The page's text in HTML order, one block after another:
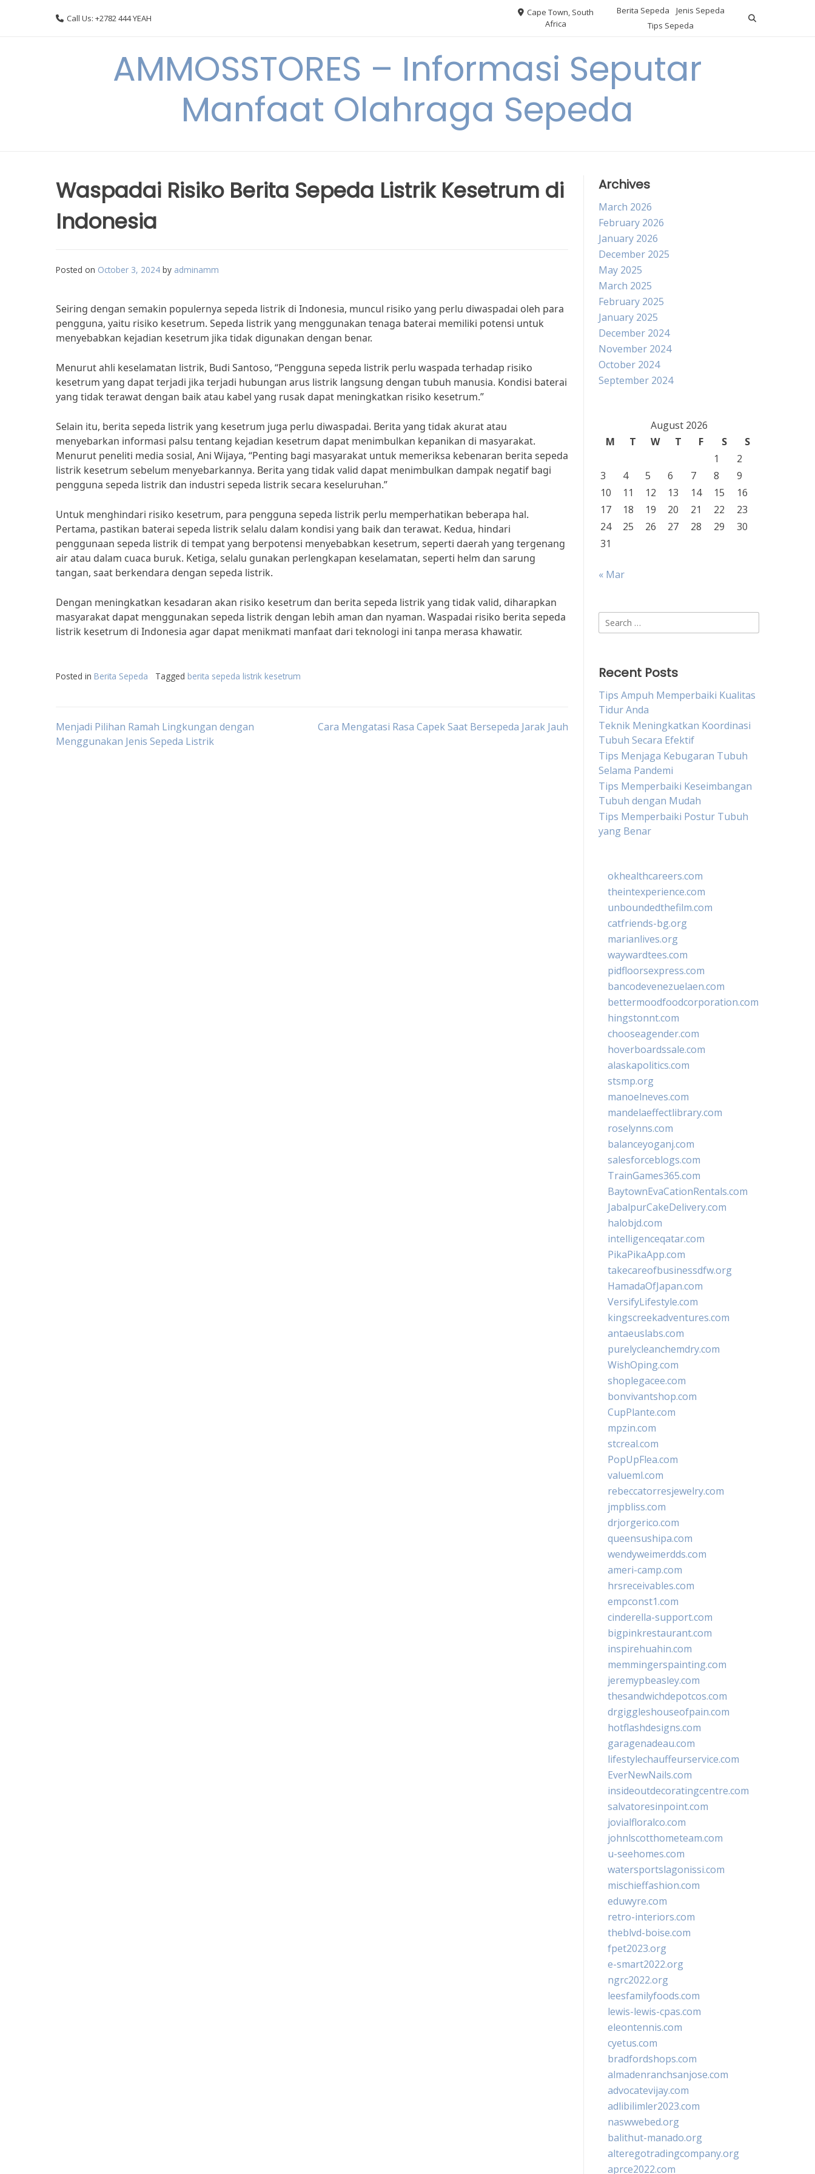
Call Us: +2782 444 YEAH
Cape Town, South
Africa
Berita Sepeda
Jenis Sepeda
Tips Sepeda
AMMOSSTORES – Informasi Seputar
Manfaat Olahraga Sepeda
Waspadai Risiko Berita Sepeda Listrik Kesetrum di
Indonesia
Posted on October 3, 2024 by adminamm
Seiring dengan semakin populernya sepeda listrik di Indonesia, muncul risiko yang perlu diwaspadai oleh para
pengguna, yaitu risiko kesetrum. Sepeda listrik yang menggunakan tenaga baterai memiliki potensi untuk
menyebabkan kejadian kesetrum jika tidak digunakan dengan benar.
Menurut ahli keselamatan listrik, Budi Santoso, “Pengguna sepeda listrik perlu waspada terhadap risiko
kesetrum yang dapat terjadi jika terjadi hubungan arus listrik langsung dengan tubuh manusia. Kondisi baterai
yang tidak terawat dengan baik atau kabel yang rusak dapat meningkatkan risiko kesetrum.”
Selain itu, berita sepeda listrik yang kesetrum juga perlu diwaspadai. Berita yang tidak akurat atau
menyebarkan informasi palsu tentang kejadian kesetrum dapat menimbulkan kepanikan di masyarakat.
Menurut peneliti media sosial, Ani Wijaya, “Penting bagi masyarakat untuk memeriksa kebenaran berita sepeda
listrik kesetrum sebelum menyebarkannya. Berita yang tidak valid dapat menimbulkan dampak negatif bagi
pengguna sepeda listrik dan industri sepeda listrik secara keseluruhan.”
Untuk menghindari risiko kesetrum, para pengguna sepeda listrik perlu memperhatikan beberapa hal.
Pertama, pastikan baterai sepeda listrik selalu dalam kondisi yang baik dan terawat. Kedua, hindari
penggunaan sepeda listrik di tempat yang berpotensi menyebabkan kesetrum, seperti daerah yang tergenang
air atau dalam cuaca buruk. Ketiga, selalu gunakan perlengkapan keselamatan, seperti helm dan sarung
tangan, saat berkendara dengan sepeda listrik.
Dengan meningkatkan kesadaran akan risiko kesetrum dan berita sepeda listrik yang tidak valid, diharapkan
masyarakat dapat menggunakan sepeda listrik dengan lebih aman dan nyaman. Waspadai risiko berita sepeda
listrik kesetrum di Indonesia agar dapat menikmati manfaat dari teknologi ini tanpa merasa khawatir.
Posted in Berita Sepeda Tagged berita sepeda listrik kesetrum
Post
Menjadi Pilihan Ramah Lingkungan dengan
Menggunakan Jenis Sepeda Listrik
Cara Mengatasi Rasa Capek Saat Bersepeda Jarak Jauh
Archives
March 2026
February 2026
January 2026
December 2025
May 2025
March 2025
February 2025
January 2025
December 2024
November 2024
October 2024
September 2024
August 2026
M
T W T F S
S
1
2
3
4 5 6 7 8
9
10
11 12 13 14 15
16
17
18 19 20 21 22
23
24
25 26 27 28 29
30
31
« Mar
Search
for:
Recent Posts
Tips Ampuh Memperbaiki Kualitas
Tidur Anda
Teknik Meningkatkan Koordinasi
Tubuh Secara Efektif
Tips Menjaga Kebugaran Tubuh
Selama Pandemi
Tips Memperbaiki Keseimbangan
Tubuh dengan Mudah
Tips Memperbaiki Postur Tubuh
yang Benar
okhealthcareers.com
theintexperience.com
unboundedthefilm.com
catfriends-bg.org
marianlives.org
waywardtees.com
pidfloorsexpress.com
bancodevenezuelaen.com
bettermoodfoodcorporation.com
hingstonnt.com
chooseagender.com
hoverboardssale.com
alaskapolitics.com
stsmp.org
manoelneves.com
mandelaeffectlibrary.com
roselynns.com
balanceyoganj.com
salesforceblogs.com
TrainGames365.com
BaytownEvaCationRentals.com
JabalpurCakeDelivery.com
halobjd.com
intelligenceqatar.com
PikaPikaApp.com
takecareofbusinessdfw.org
HamadaOfJapan.com
VersifyLifestyle.com
kingscreekadventures.com
antaeuslabs.com
purelycleanchemdry.com
WishOping.com
shoplegacee.com
bonvivantshop.com
CupPlante.com
mpzin.com
stcreal.com
PopUpFlea.com
valueml.com
rebeccatorresjewelry.com
jmpbliss.com
drjorgerico.com
queensushipa.com
wendyweimerdds.com
ameri-camp.com
hrsreceivables.com
empconst1.com
cinderella-support.com
bigpinkrestaurant.com
inspirehuahin.com
memmingerspainting.com
jeremypbeasley.com
thesandwichdepotcos.com
drgiggleshouseofpain.com
hotflashdesigns.com
garagenadeau.com
lifestylechauffeurservice.com
EverNewNails.com
insideoutdecoratingcentre.com
salvatoresinpoint.com
jovialfloralco.com
johnlscotthometeam.com
u-seehomes.com
watersportslagonissi.com
mischieffashion.com
eduwyre.com
retro-interiors.com
theblvd-boise.com
fpet2023.org
e-smart2022.org
ngrc2022.org
leesfamilyfoods.com
lewis-lewis-cpas.com
eleontennis.com
cyetus.com
bradfordshops.com
almadenranchsanjose.com
advocatevijay.com
adlibilimler2023.com
naswwebed.org
balithut-manado.org
alteregotradingcompany.org
aprce2022.com